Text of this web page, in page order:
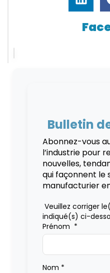
Bulletin
Abonnez-vous
l’industrie pour
nouvelles,
qui façonnent le
manufacturier
Veuillez corriger
indiqué(s) ci-
Prénom *
Nom *